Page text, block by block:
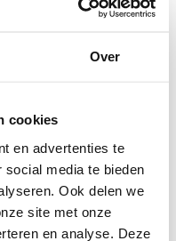
Over
cookies
en advertenties te
media te bieden
Ook delen we
site met onze
en analyse. Deze